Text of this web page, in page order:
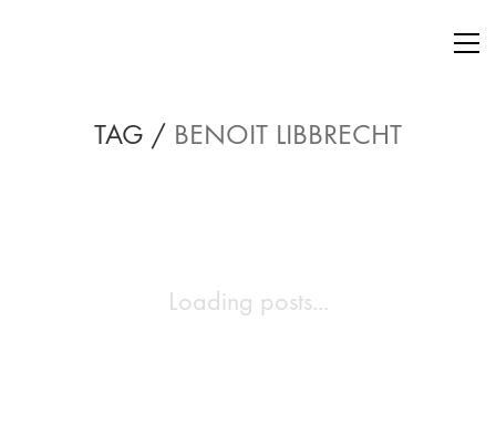
TAG / BENOIT LIBBRECHT
Loading posts...